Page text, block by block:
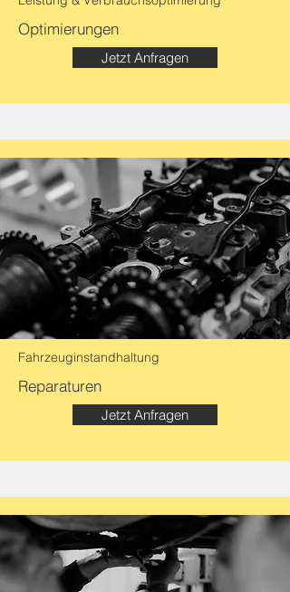
Optimierungen
Jetzt Anfragen
Fahrzeuginstandhaltung
Reparaturen
Jetzt Anfragen